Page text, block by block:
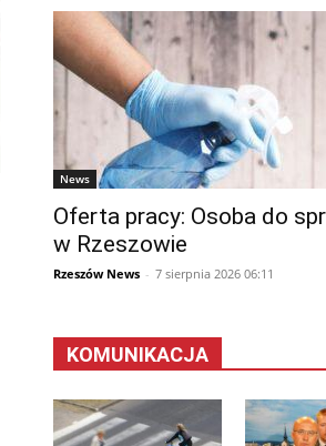
News
Oferta pracy: Osoba do
w Rzeszowie
Rzeszów News - 7 sierpnia 2026 06:11
KOMUNIKACJA